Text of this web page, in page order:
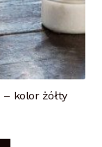
kolor żółty